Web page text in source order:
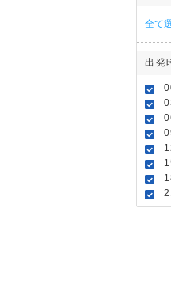
全て
出発